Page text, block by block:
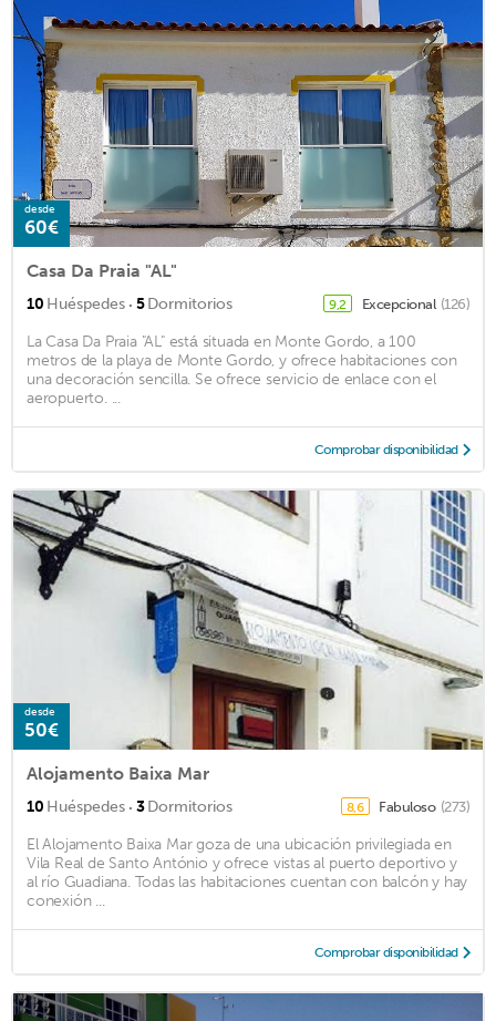
desde
60€
Casa Da Praia "AL"
10 Huéspedes · 5Dormitorios 9,2 Excepcional (126)
La Casa Da Praia "AL" está situada en Monte Gordo, a 100
metros de la playa de Monte Gordo, y ofrece habitaciones con
una decoración sencilla. Se ofrece servicio de enlace con el
aeropuerto. ...
Comprobar disponibilidad
desde
50€
Alojamento Baixa Mar
10 Huéspedes · 3Dormitorios 8,6 Fabuloso (273)
El Alojamento Baixa Mar goza de una ubicación privilegiada en
Vila Real de Santo António y ofrece vistas al puerto deportivo y
al río Guadiana. Todas las habitaciones cuentan con balcón y hay
conexión ...
Comprobar disponibilidad